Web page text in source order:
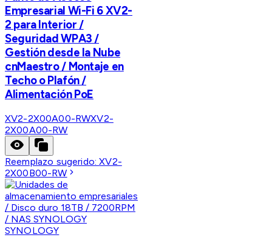
Empresarial Wi-Fi 6 XV2-
2 para Interior /
Seguridad WPA3 /
Gestión desde la Nube
cnMaestro / Montaje en
Techo o Plafón /
Alimentación PoE
XV2-2X00A00-RWXV2-
2X00A00-RW
Reemplazo sugerido:XV2-
2X00B00-RW
SYNOLOGY